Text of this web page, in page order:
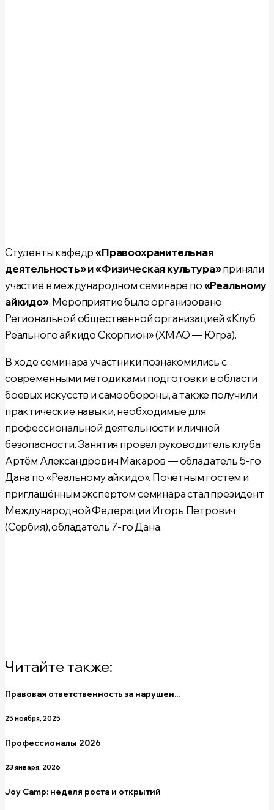
Студенты кафедр«Правоохранительная
деятельность» и «Физическая культура»приняли
участие в международном семинаре по«Реальному
айкидо». Мероприятие было организовано
Региональной общественной организацией «Клуб
Реального айкидо Скорпион» (ХМАО — Югра).
В ходе семинара участники познакомились с
современными методиками подготовки в области
боевых искусств и самообороны, а также получили
практические навыки, необходимые для
профессиональной деятельности и личной
безопасности. Занятия провёл руководитель клуба
Артём Александрович Макаров— обладатель 5-го
Дана по «Реальному айкидо». Почётным гостем и
приглашённым экспертом семинара стал президент
Международной Федерации Игорь Петрович
(Сербия), обладатель 7-го Дана.
Читайте также:
Правовая ответственность за нарушен...
25 ноября, 2025
Профессионалы 2026
23 января, 2026
Joy Camp: неделя роста и открытий